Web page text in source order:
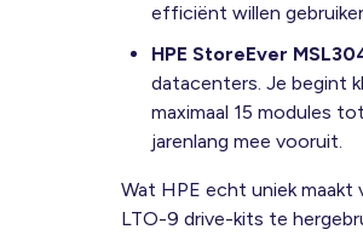
efficiënt willen
HPE StoreEver
datacenters. Je begint
maximaal 15 modules
jarenlang mee vooruit.
Wat HPE echt uniek
LTO-9 drive-kits te